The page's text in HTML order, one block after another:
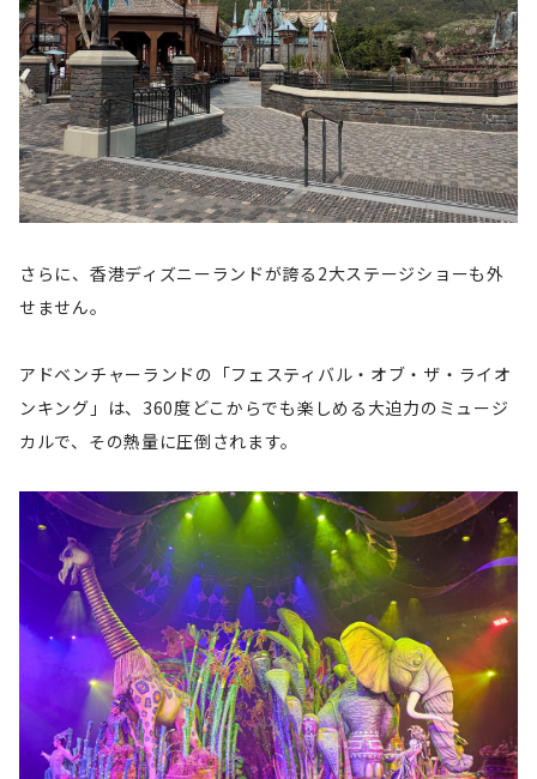
さらに、香港ディズニーランドが誇る2大ステージショーも外
せません。
アドベンチャーランドの「フェスティバル・オブ・ザ・ライオ
ンキング」は、360度どこからでも楽しめる大迫力のミュージ
カルで、その熱量に圧倒されます。